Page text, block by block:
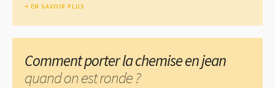
EN SAVOIR PLUS
Comment porter la chemise en jean
quand on est ronde ?